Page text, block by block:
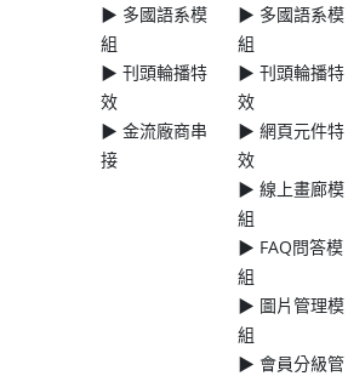
▶ 多國語系模
組
▶ 刊頭輪播特
效
▶ 金流廠商串
接
▶ 多國語系模
組
▶ 刊頭輪播特
效
▶ 網頁元件特
效
▶ 線上畫廊模
組
▶ FAQ問答模
組
▶ 圖片管理模
組
▶ 會員分級管